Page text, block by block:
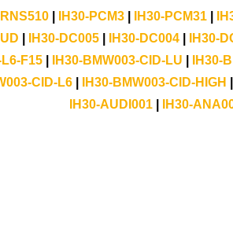
RNS510| IH30-PCM3| IH30-PCM31|
IH30-DC005 IH30-DC004
IH30-
L6-F15
IH30-BMW003-CID-LU
IH30-
CID-L6| IH30-BMW003-CID-HIGH
IH30-AUDI001
IH30-